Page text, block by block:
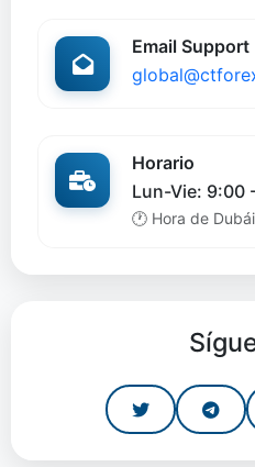
Email Support
Horario
Lun-Vie: 9:00
🕐 Hora de